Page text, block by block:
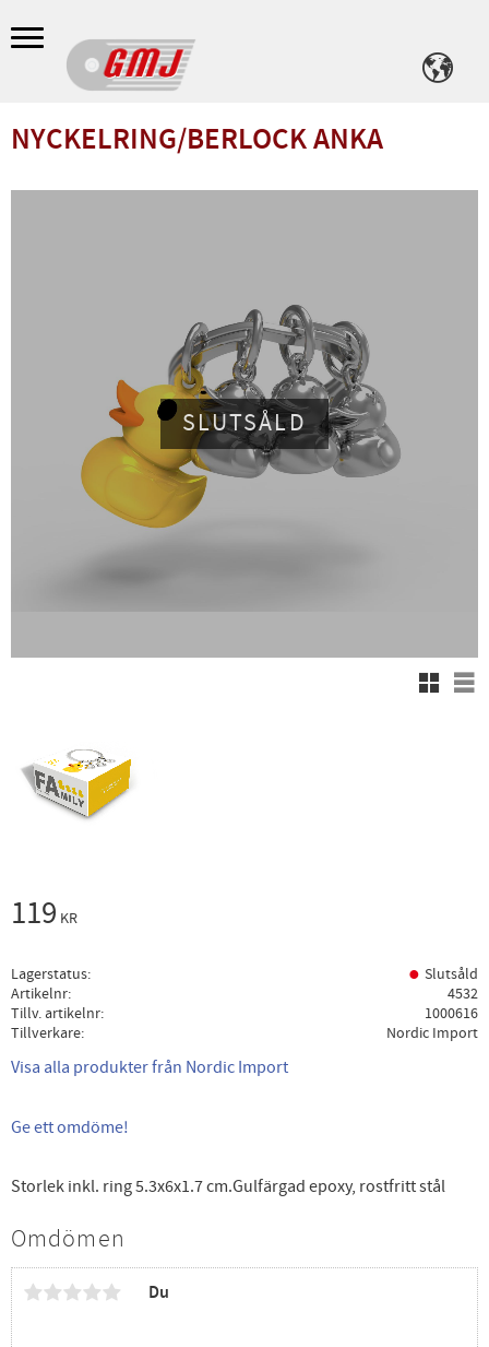
Meny
NYCKELRING/BERLOCK ANKA
SLUTSÅLD
119 KR
Lagerstatus
Slutsåld
Artikelnr
4532
Tillv. artikelnr
1000616
Tillverkare
Nordic Import
Visa alla produkter från Nordic Import
Ge ett omdöme!
Storlek inkl. ring 5.3x6x1.7 cm.Gulfärgad epoxy, rostfritt stål
Omdömen
Du